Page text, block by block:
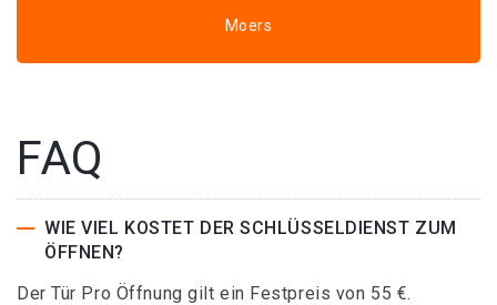
Moers
FAQ
WIE VIEL KOSTET DER SCHLÜSSELDIENST ZUM
ÖFFNEN?
Der Tür Pro Öffnung gilt ein Festpreis von 55 €.